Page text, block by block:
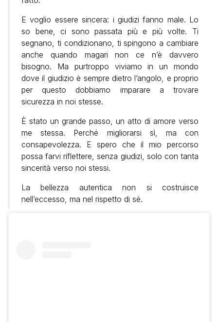
E voglio essere sincera: i giudizi fanno male. Lo
so bene, ci sono passata più e più volte. Ti
segnano, ti condizionano, ti spingono a cambiare
anche quando magari non ce n’è davvero
bisogno. Ma purtroppo viviamo in un mondo
dove il giudizio è sempre dietro l’angolo, e proprio
per questo dobbiamo imparare a trovare
sicurezza in noi stesse.
È stato un grande passo, un atto di amore verso
me stessa. Perché migliorarsi sì, ma con
consapevolezza. E spero che il mio percorso
possa farvi riflettere, senza giudizi, solo con tanta
sincerità verso noi stessi.
La bellezza autentica non si costruisce
nell’eccesso, ma nel rispetto di sé.